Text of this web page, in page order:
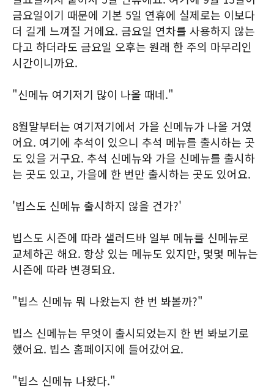
금요일이기 때문에 기본 5일 연휴에 실제로는 이보다
더 길게 느껴질 거에요. 금요일 연차를 사용하지 않는
다고 하더라도 금요일 오후는 원래 한 주의 마무리인
시간이니까요.
"신메뉴 여기저기 많이 나올 때네."
8월말부터는 여기저기에서 가을 신메뉴가 나올 거였
어요. 여기에 추석이 있으니 추석 메뉴를 출시하는 곳
도 있을 거구요. 추석 신메뉴와 가을 신메뉴를 출시하
는 곳도 있고, 가을에 한 번만 출시하는 곳도 있어요.
'빕스도 신메뉴 출시하지 않을 건가?'
빕스도 시즌에 따라 샐러드바 일부 메뉴를 신메뉴로
교체하곤 해요. 항상 있는 메뉴도 있지만, 몇몇 메뉴는
시즌에 따라 변경되요.
"빕스 신메뉴 뭐 나왔는지 한 번 봐볼까?"
빕스 신메뉴는 무엇이 출시되었는지 한 번 봐보기로
했어요. 빕스 홈페이지에 들어갔어요.
"빕스 신메뉴 나왔다."